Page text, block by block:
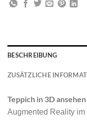
BESCHREIBUNG
ZUSÄTZLICHE
Teppich in 3D ansehen
Augmented Reality